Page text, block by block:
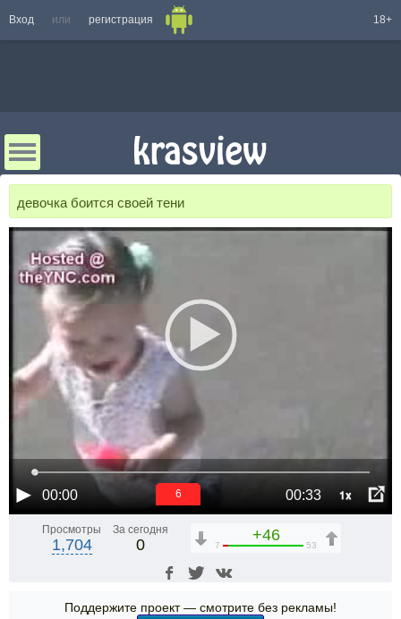
Вход или регистрация 18+
девочка боится своей тени
00:00 00:33 1x
5
Просмотры
1,704
За сегодня
0
+46
7 53
Поддержите проект — смотрите без рекламы!